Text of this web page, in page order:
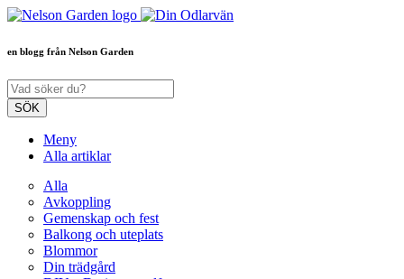
en blogg från Nelson Garden
Meny
Alla artiklar
Alla
Avkoppling
Gemenskap och fest
Balkong och uteplats
Blommor
Din trädgård